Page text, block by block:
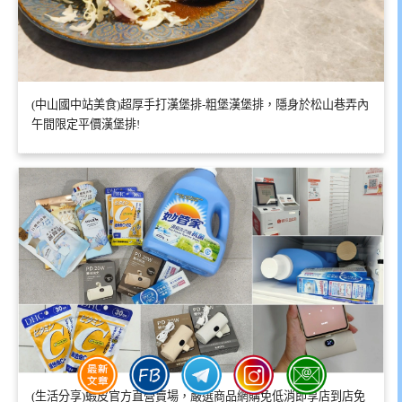
(中山國中站美食)超厚手打漢堡排-粗堡漢堡排，隱身於松山巷弄內
午間限定平價漢堡排!
(生活分享)蝦皮官方直營賣場，嚴選商品網購免低消即享店到店免